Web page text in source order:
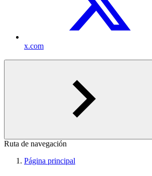
x.com
Ruta de navegación
Página principal